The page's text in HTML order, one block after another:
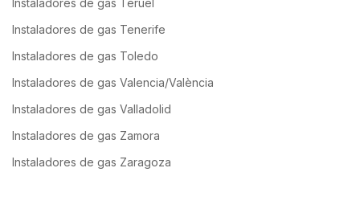
Instaladores de gas Teruel
Instaladores de gas Tenerife
Instaladores de gas Toledo
Instaladores de gas Valencia/València
Instaladores de gas Valladolid
Instaladores de gas Zamora
Instaladores de gas Zaragoza